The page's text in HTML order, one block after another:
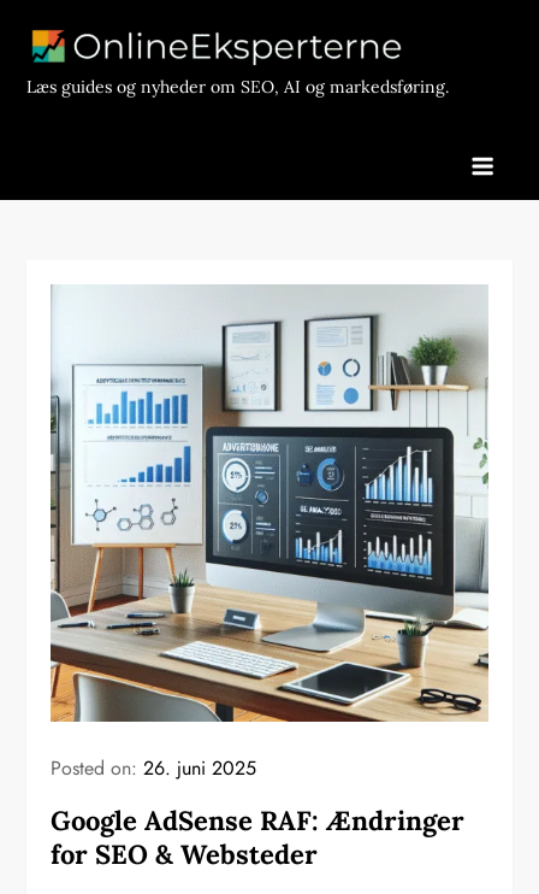
contentLæs guides og nyheder om SEO, AI og markedsføring.
Posted on:26. juni 2025
Google AdSense RAF: Ændringer
for SEO & Websteder